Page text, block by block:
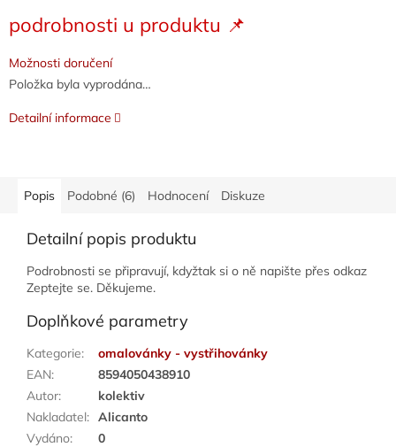
cena:
podrobnosti u produktu 📌
Možnosti doručení
Položka byla vyprodána…
Detailní informace
Popis Podobné (6) Hodnocení Diskuze
Detailní popis produktu
Podrobnosti se připravují, kdyžtak si o ně napište přes odkaz
Zeptejte se. Děkujeme.
Doplňkové parametry
Kategorie:
omalovánky - vystřihovánky
EAN:
8594050438910
Autor:
kolektiv
Nakladatel: Alicanto
Vydáno:
0